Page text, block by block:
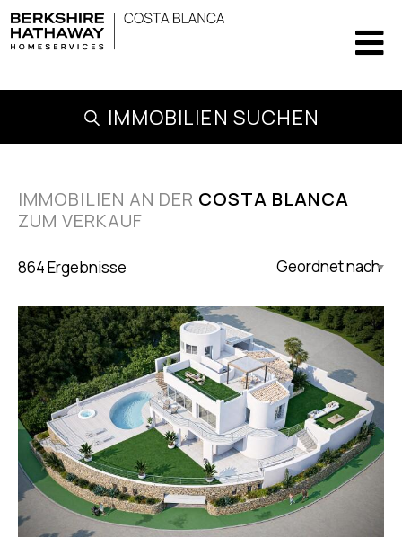
IMMOBILIEN SUCHEN
IMMOBILIEN AN DER COSTA BLANCA
ZUM VERKAUF
Updated Descending
864 Ergebnisse